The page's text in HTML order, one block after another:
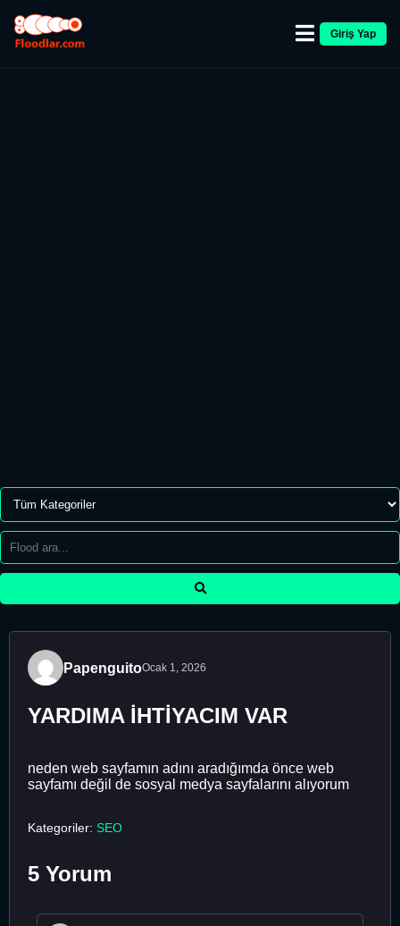
Giriş Yap
PapenguitoOcak 1, 2026
YARDIMA İHTİYACIM VAR
neden web sayfamın adını aradığımda önce web
sayfamı değil de sosyal medya sayfalarını alıyorum
Kategoriler: SEO
5 Yorum